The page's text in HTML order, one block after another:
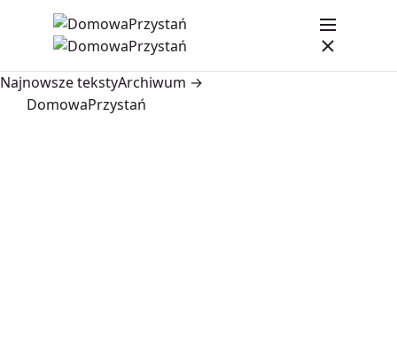
Najnowsze tekstyArchiwum →
DomowaPrzystań